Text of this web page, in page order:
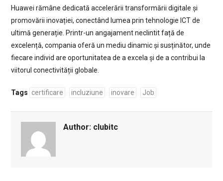
Huawei rămâne dedicată accelerării transformării digitale și
promovării inovației, conectând lumea prin tehnologie ICT de
ultimă generație. Printr-un angajament neclintit față de
excelență, compania oferă un mediu dinamic și susținător, unde
fiecare individ are oportunitatea de a excela și de a contribui la
viitorul conectivității globale.
Tags certificare incluziune inovare Job
Author: clubitc